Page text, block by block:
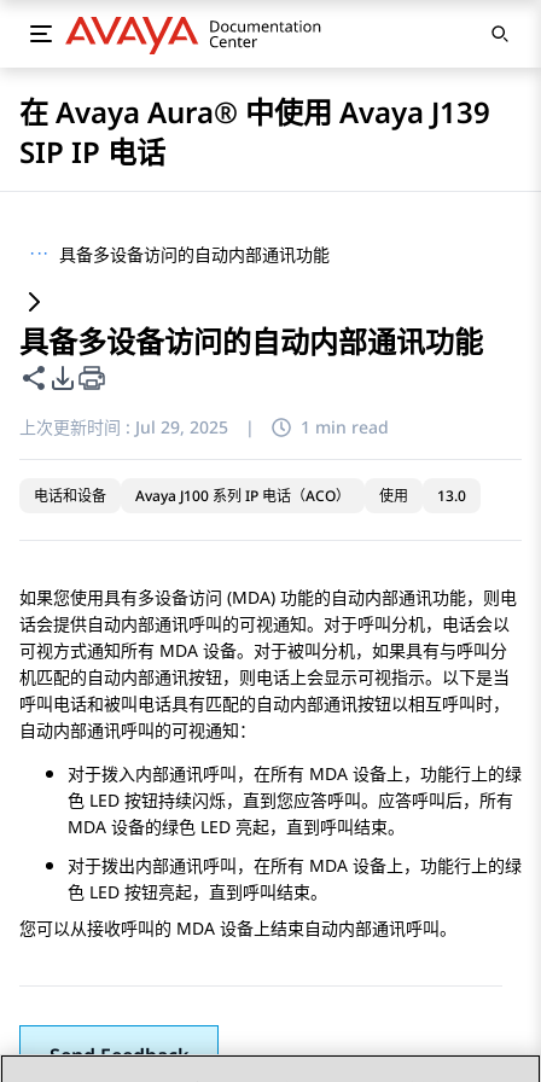
在 Avaya Aura® 中使用 Avaya J139
SIP IP 电话
··· 具备多设备访问的自动内部通讯功能
具备多设备访问的自动内部通讯功能
共享此页面
PDF 导出选项
上次更新时间 : Jul 29, 2025 | 1 min read
电话和设备 Avaya J100 系列 IP 电话（ACO） 使用 13.0
如果您使用具有多设备访问 (MDA) 功能的自动内部通讯功能，则电
话会提供自动内部通讯呼叫的可视通知。对于呼叫分机，电话会以
可视方式通知所有 MDA 设备。对于被叫分机，如果具有与呼叫分
机匹配的自动内部通讯按钮，则电话上会显示可视指示。以下是当
呼叫电话和被叫电话具有匹配的自动内部通讯按钮以相互呼叫时，
自动内部通讯呼叫的可视通知：
对于拨入内部通讯呼叫，在所有 MDA 设备上，功能行上的绿
色 LED 按钮持续闪烁，直到您应答呼叫。应答呼叫后，所有
MDA 设备的绿色 LED 亮起，直到呼叫结束。
对于拨出内部通讯呼叫，在所有 MDA 设备上，功能行上的绿
色 LED 按钮亮起，直到呼叫结束。
您可以从接收呼叫的 MDA 设备上结束自动内部通讯呼叫。
Send Feedback